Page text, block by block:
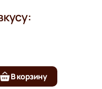
В корзину